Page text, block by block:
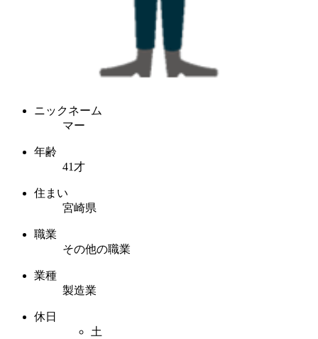
ニックネーム
マー
年齢
41才
住まい
宮崎県
職業
その他の職業
業種
製造業
休日
土